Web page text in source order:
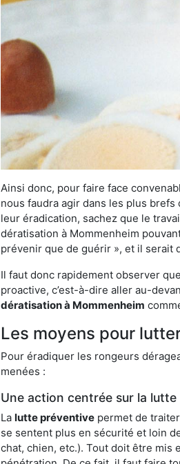
Ainsi donc, pour faire face
nous faudra agir dans les plus
leur éradication, sachez que le
dératisation à Mommenheim
prévenir que de guérir », et il serait
Il faut donc rapidement observer
proactive, c’est-à-dire aller au-
dératisation à Mommenheim
Les moyens pour
Pour éradiquer les rongeurs
menées :
Une action centrée sur la
La lutte préventive permet de
se sentent plus en sécurité et loin
chat, chien, etc.). Tout doit être mis